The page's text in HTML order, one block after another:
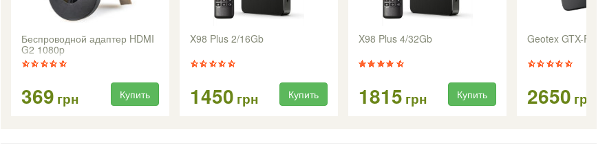
Беспроводной адаптер HDMI
G2 1080p
369 грн Купить
X98 Plus 2/16Gb
1450 грн Купить
X98 Plus 4/32Gb
1815 грн Купить
Geotex GTX-R12
2650 грн